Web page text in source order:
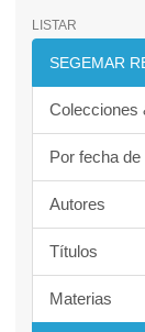
LISTAR
SEGEMAR
Colecciones
Por fecha
Autores
Títulos
Materias